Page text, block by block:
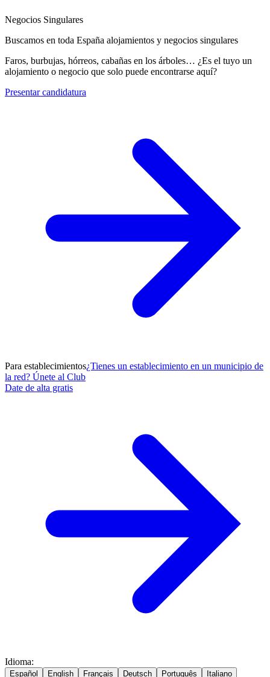
Negocios Singulares
Buscamos en toda España alojamientos y negocios singulares
Faros, burbujas, hórreos, cabañas en los árboles… ¿Es el tuyo un
alojamiento o negocio que solo puede encontrarse aquí?
Presentar candidatura
Para establecimientos¿Tienes un establecimiento en un municipio de
la red? Únete al Club
Date de alta gratis
Idioma:
Español English Français Deutsch Português Italiano